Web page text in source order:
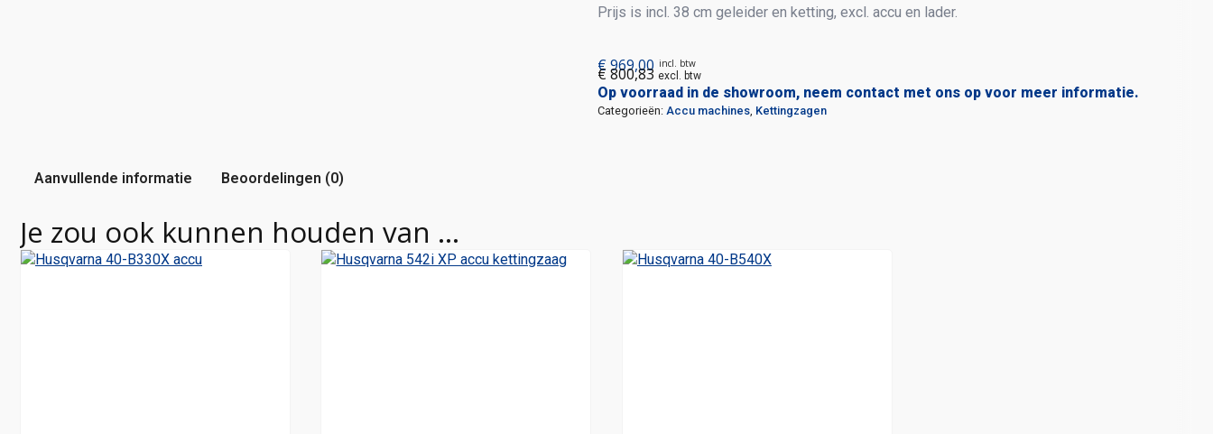
Prijs is incl. 38 cm geleider en ketting, excl. accu en lader.
€969,00 incl. btw
€ 800,83 excl. btw
Op voorraad in de showroom, neem contact met ons op voor meer informatie.
Categorieën: Accu machines, Kettingzagen
Aanvullende informatie Beoordelingen (0)
Je zou ook kunnen houden van …